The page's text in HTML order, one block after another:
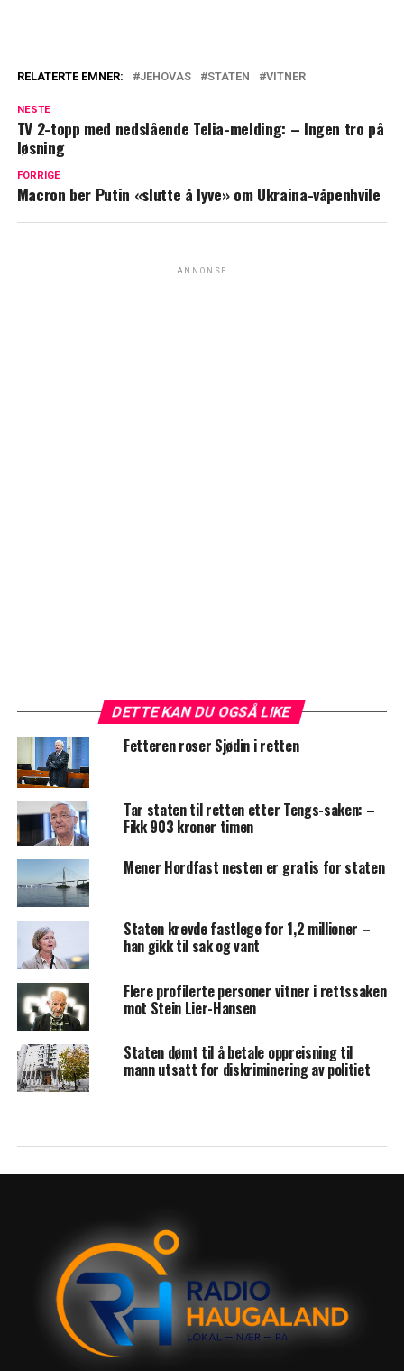
RELATERTE EMNER: JEHOVAS STATEN VITNER
NESTE
TV 2-topp med nedslående Telia-melding: – Ingen tro på
løsning
FORRIGE
Macron ber Putin «slutte å lyve» om Ukraina-våpenhvile
ANNONSE
DETTE KAN DU OGSÅ LIKE
Fetteren roser Sjødin i retten
Tar staten til retten etter Tengs-saken: –
Fikk 903 kroner timen
Mener Hordfast nesten er gratis for staten
Staten krevde fastlege for 1,2 millioner –
han gikk til sak og vant
Flere profilerte personer vitner i rettssaken
mot Stein Lier-Hansen
Staten dømt til å betale oppreisning til
mann utsatt for diskriminering av politiet